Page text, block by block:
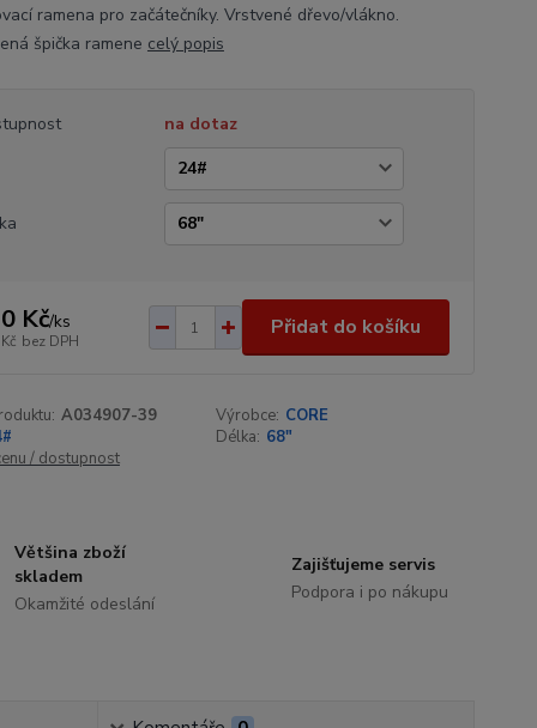
ramena pro začátečníky. Vrstvené dřevo/vlákno.
špička ramene celý popis
na dotaz
Kč/ks
bez DPH
Přidat do košíku
A034907-39 Výrobce: CORE
Délka: 68"
/ dostupnost
Většina zboží
skladem
Okamžité odeslání
Zajišťujeme servis
Podpora i po nákupu